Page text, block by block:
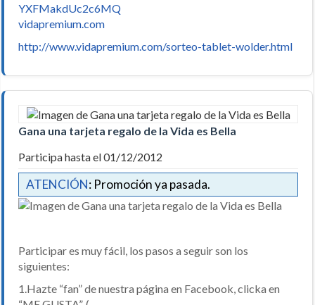
YXFMakdUc2c6MQ
vidapremium.com
http://www.vidapremium.com/sorteo-tablet-wolder.html
Gana una tarjeta regalo de la Vida es Bella
Participa hasta el 01/12/2012
ATENCIÓN: Promoción ya pasada.
Participar es muy fácil, los pasos a seguir son los
siguientes:
1.Hazte “fan” de nuestra página en Facebook, clicka en